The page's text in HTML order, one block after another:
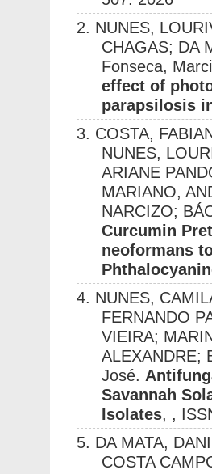
2. NUNES,
CHAGAS; DA
Fonseca,
effect of
parapsilosis
3. COSTA,
NUNES,
ARIANE
MARIANO,
NARCIZO;
Curcumin
neoformans
4. NUNES,
FERNANDO
VIEIRA;
ALEXANDRE;
José.
Savannah
Isolates, ,
5. DA MATA,
COSTA